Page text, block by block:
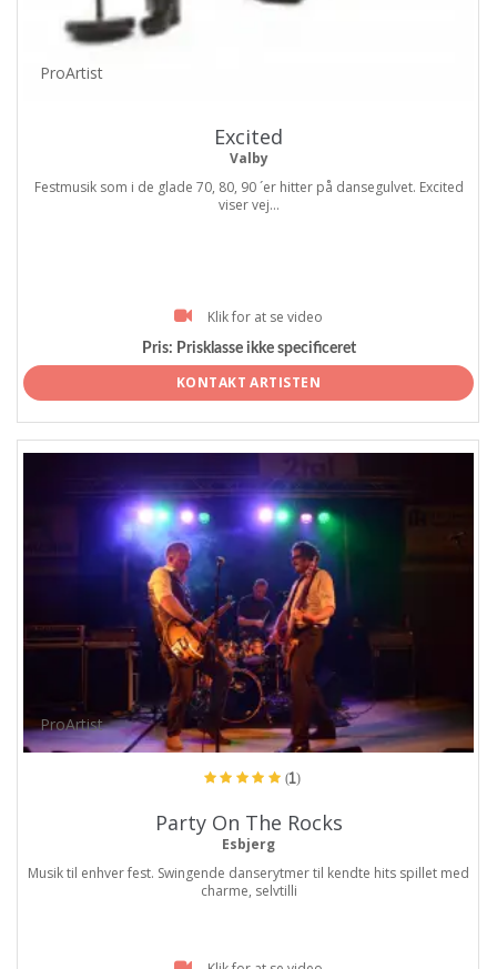
ProArtist
Excited
Valby
Festmusik som i de glade 70, 80, 90 ´er hitter på dansegulvet. Excited
viser vej...
Klik for at se video
Pris: Prisklasse ikke specificeret
KONTAKT ARTISTEN
ProArtist
(1)
Party On The Rocks
Esbjerg
Musik til enhver fest. Swingende danserytmer til kendte hits spillet med
charme, selvtilli